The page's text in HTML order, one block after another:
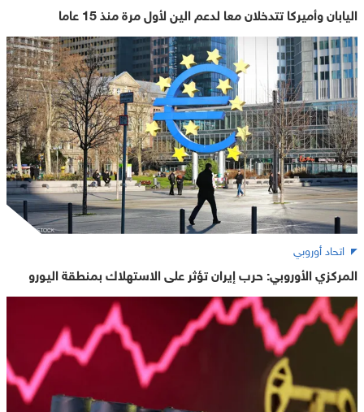
اليابان وأميركا تتدخلان معا لدعم الين لأول مرة منذ 15 عاما
اتحاد أوروبي
المركزي الأوروبي: حرب إيران تؤثر على الاستهلاك بمنطقة اليورو